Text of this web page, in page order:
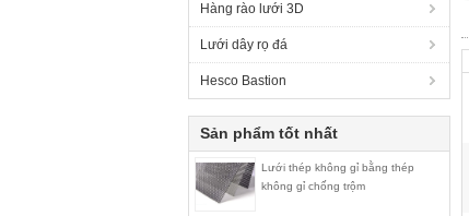
Hàng rào lưới 3D
Lưới dây rọ đá
Hesco Bastion
Sản phẩm tốt nhất
Lưới thép không gỉ bằng thép
không gỉ chống trộm